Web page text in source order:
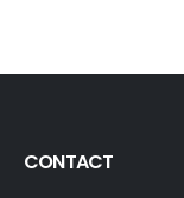
CONTACT